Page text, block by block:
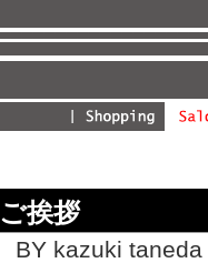
ご挨拶
BY kazuki